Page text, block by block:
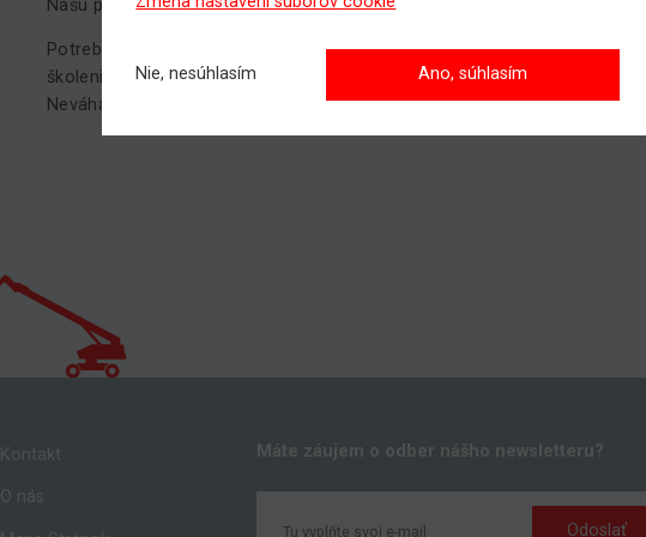
Našu ponuka vzdelávania nájdeteTU.
Potrebujete zaškoliť Vašich zamestnancov, prípadne sa informovať o
školenia?
Neváhajte nás kontaktovať, všetky kontakty nájdeteTU.
Kontakt
O nás
Máte záujem o odber nášho newsletteru?
Odoslať
Nie, nesúhlasím Ano, súhlasím